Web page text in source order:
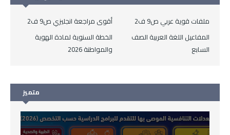
أقوى مراجعة انجليزي ص9 ف2
ملفات قوية عربي ص9 ف2
الخطة السنوية لمادة الهوية
والمواطنة 2026
المفاعيل اللغة العربية الصف
السابع
متميز